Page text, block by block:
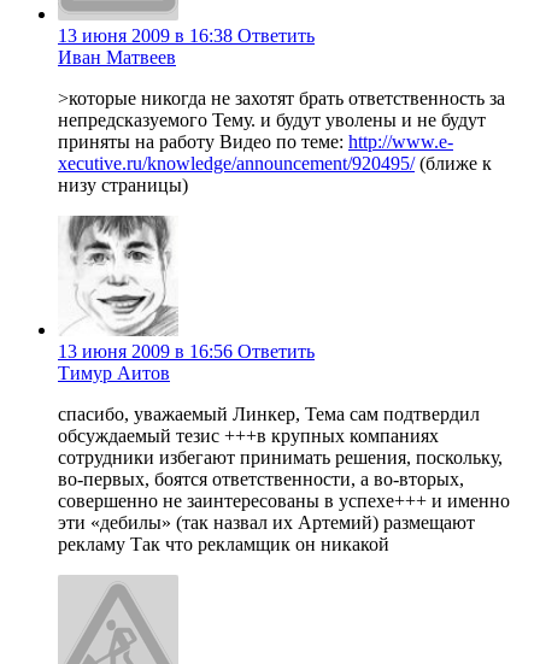
13 июня 2009 в 16:38 Ответить
Иван Матвеев
>которые никогда не захотят брать ответственность за
непредсказуемого Тему. и будут уволены и не будут
приняты на работу Видео по теме: http://www.e-
xecutive.ru/knowledge/announcement/920495/(ближе к
низу страницы)
13 июня 2009 в 16:56 Ответить
Тимур Аитов
спасибо, уважаемый Линкер, Тема сам подтвердил
обсуждаемый тезис +++в крупных компаниях
сотрудники избегают принимать решения, поскольку,
во-первых, боятся ответственности, а во-вторых,
совершенно не заинтересованы в успехе+++ и именно
эти «дебилы» (так назвал их Артемий) размещают
рекламу Так что рекламщик он никакой